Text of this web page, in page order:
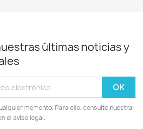
últimas noticias y
momento. Para ello, consulte nuestra
el aviso legal.